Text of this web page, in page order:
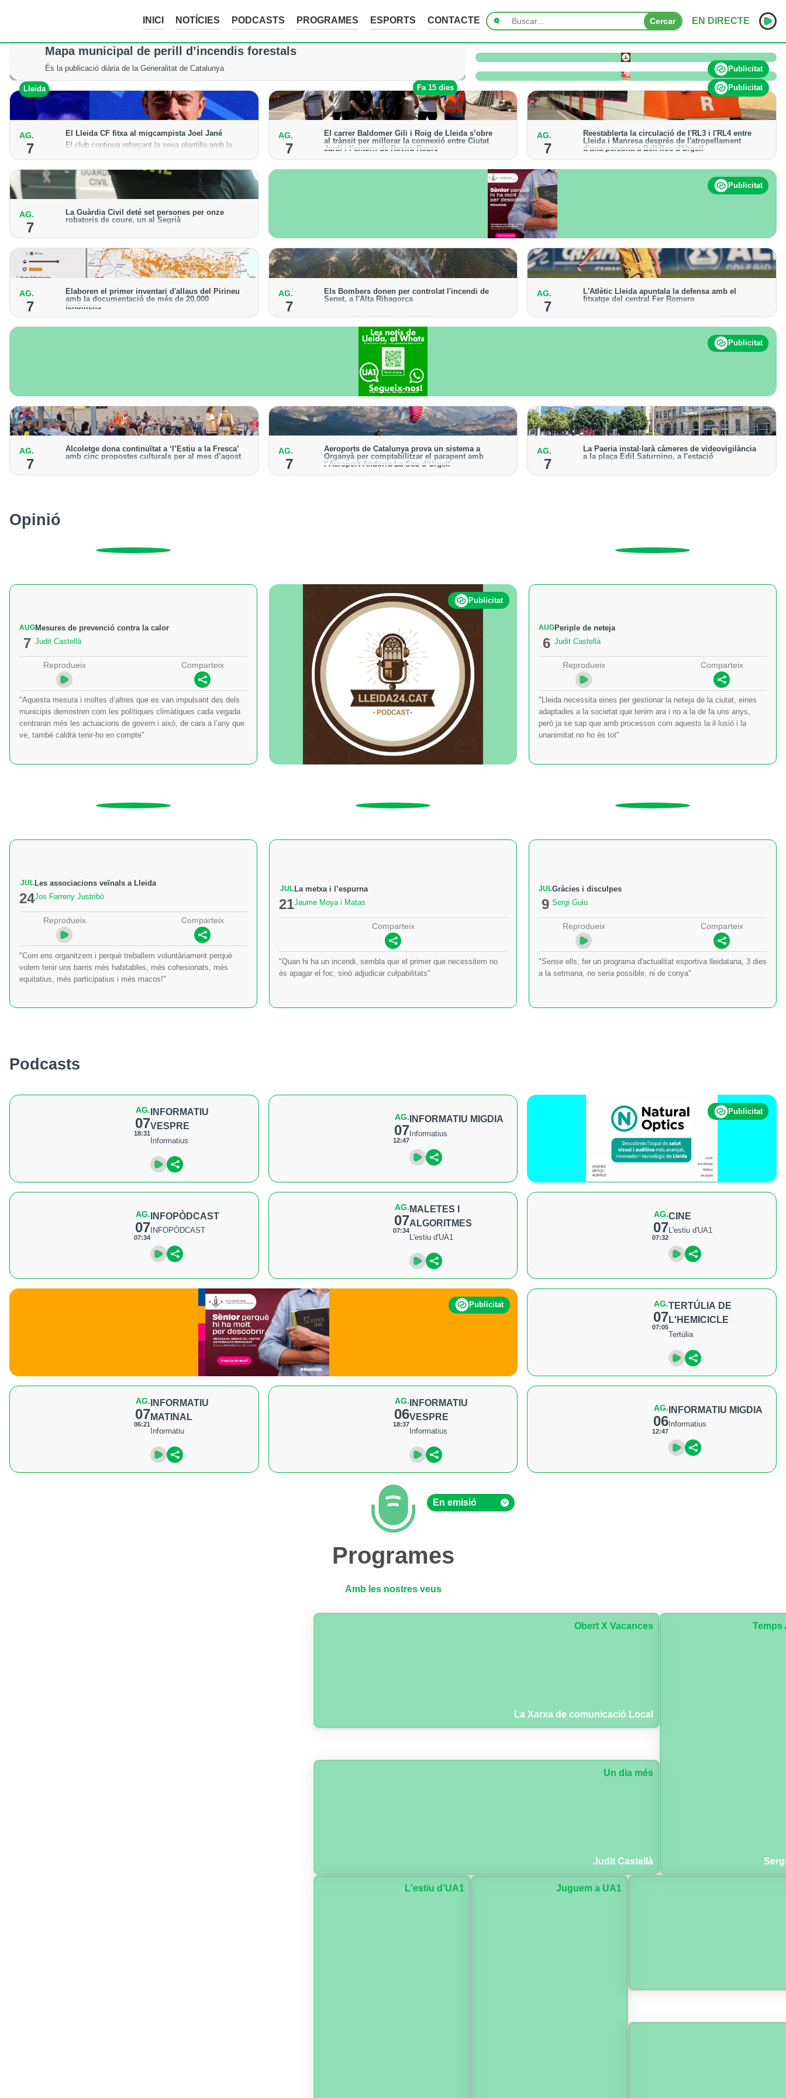
INICI NOTÍCIES PODCASTS PROGRAMES ESPORTS CONTACTE Cercar EN DIRECTE
INICI
NOTÍCIES
PODCASTS
PROGRAMES
ESPORTS
CONTACTE
La tempesta d’aquesta nit deixa pedregades de fins a 7 cm a Raimat, però la verema no pateix afectacions significatives
Tot i els xàfecs i la calamarsa, els cultius del Segrià, la Noguera i l’Urgell no han sofert danys
Publicitat
Lleida Fa 15 dies
Mapa municipal de perill d’incendis forestals
És la publicació diària de la Generalitat de Catalunya
Publicitat
AG.
7
El Lleida CF fitxa al migcampista Joel Jané
El club continua reforçant la seva plantilla amb la
2026-27
AG.
7
El carrer Baldomer Gili i Roig de Lleida s’obre
al trànsit per millorar la connexió entre Ciutat
Jardí i l’entorn de Rovira Roure
S’ha urbanitzat un tram de 135 metres, que incorpora
voreres accessibles, arbrat i renovació dels serveis
AG.
7
Reestablerta la circulació de l'RL3 i l'RL4 entre
Lleida i Manresa després de l'atropellament
d'una persona a Bell-lloc d'Urgell
Els trens aniran recuperant la freqüència de pas
habitual de forma progressiva
AG.
7
La Guàrdia Civil deté set persones per onze
robatoris de coure, un al Segrià
d'Aragó i Catalunya i en plantes fotovoltaiques de
Castella-la Manxa
Publicitat
AG.
7
Elaboren el primer inventari d'allaus del Pirineu
amb la documentació de més de 20.000
fenòmens
Obra de l'Institut Cartogràfic i Geològic de Catalunya,
amb dades a partir del 1427
AG.
7
Els Bombers donen per controlat l'incendi de
Senet, a l'Alta Ribagorça
mitjans aeris per detectar possibles punts calents
AG.
7
L'Atlètic Lleida apuntala la defensa amb el
fitxatge del central Fer Romero
Abreu
Publicitat
AG.
7
Alcoletge dona continuïtat a ‘l’Estiu a la Fresca’
amb cinc propostes culturals per al mes d’agost
l’astronomia amb ‘Alcoletge mira al cel’
AG.
7
Aeroports de Catalunya prova un sistema a
Organyà per comptabilitzar el parapent amb
l’Aeroport Andorra-La Seu d’Urgell
El dispositiu geolocalitza els parapentistes amb una
AG.
7
La Paeria instal·larà càmeres de videovigilància
a la plaça Edil Saturnino, a l'estació
Opinió
AUG
7
Mesures de prevenció contra la calor
Judit Castellà
Reprodueix Comparteix
"Aquesta mesura i moltes d’altres que es van impulsant des dels
municipis demostren com les polítiques climàtiques cada vegada
centraran més les actuacions de govern i això, de cara a l’any que
ve, també caldrà tenir-ho en compte"
Publicitat
AUG
6
Periple de neteja
Judit Castellà
Reprodueix Comparteix
"Lleida necessita eines per gestionar la neteja de la ciutat, eines
adaptades a la societat que tenim ara i no a la de fa uns anys,
però ja se sap que amb processos com aquests la il·lusió i la
unanimitat no ho és tot"
JUL
24
Les associacions veïnals a Lleida
Jos Farreny Justribó
Reprodueix Comparteix
"Com ens organitzem i perquè treballem voluntàriament perquè
volem tenir uns barris més habitables, més cohesionats, més
equitatius, més participatius i més macos!"
JUL
21
La metxa i l’espurna
Jaume Moya i Matas
Comparteix
"Quan hi ha un incendi, sembla que el primer que necessitem no
és apagar el foc, sinó adjudicar culpabilitats"
JUL
9
Gràcies i disculpes
Sergi Guiu
Reprodueix Comparteix
"Sense ells, fer un programa d'actualitat esportiva lleidatana, 3 dies
a la setmana, no seria possible, ni de conya"
Podcasts
AG.
07
18:31
INFORMATIU
VESPRE
Informatius
AG.
07
12:47
INFORMATIU MIGDIA
Informatius
Publicitat
AG.
07
07:34
INFOPÒDCAST
INFOPÒDCAST
AG.
07
07:34
MALETES I
ALGORITMES
L'estiu d'UA1
AG.
07
07:32
CINE
L'estiu d'UA1
Publicitat AG.
07
07:05
TERTÚLIA DE
L'HEMICICLE
Tertúlia
AG.
07
06:21
INFORMATIU
MATINAL
Informatiu
AG.
06
18:37
INFORMATIU
VESPRE
Informatius
AG.
06
12:47
INFORMATIU MIGDIA
Informatius
Programes
Amb les nostres veus
En emisió
Hemeroteca
Obert X Vacances
La Xarxa de comunicació Local
Un dia més
Judit Castellà
Temps
L'estiu d'UA1 Juguem a UA1